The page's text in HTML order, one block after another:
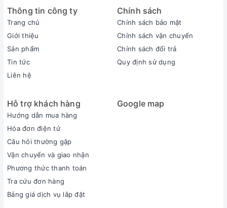
Thông tin công ty
Trang chủ
Giới thiệu
Sản phẩm
Tin tức
Liên hệ
Chính sách
Chính sách bảo mật
Chính sách vận chuyển
Chính sách đổi trả
Quy định sử dụng
Hỗ trợ khách hàng
Hướng dẫn mua hàng
Hóa đơn điện tử
Câu hỏi thường gặp
Vận chuyển và giao nhận
Phương thức thanh toán
Tra cứu đơn hàng
Bảng giá dịch vụ lắp đặt
Google map